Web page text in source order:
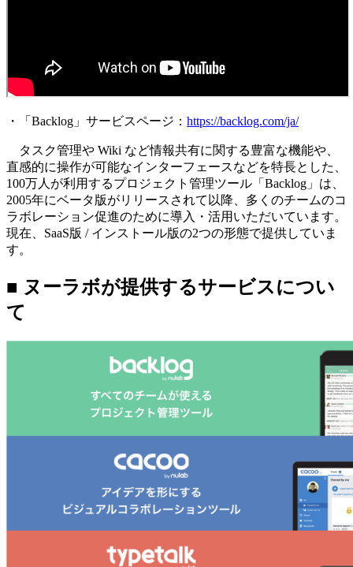
・「Backlog」サービスページ： https://backlog.com/ja/
タスク管理や Wiki など情報共有に関する豊富な機能や、
直感的に操作が可能なインターフェースなどを特長とした、
100万人が利用するプロジェクト管理ツール「Backlog」は、
2005年にベータ版がリリースされて以降、多くのチームのコ
ラボレーション促進のために導入・活用いただいています。
現在、SaaS版 / インストール版の2つの形態で提供していま
す。
■ ヌーラボが提供するサービスについ
て